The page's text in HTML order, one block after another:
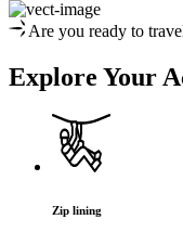
Are you ready to
Explore Your
Zip lining